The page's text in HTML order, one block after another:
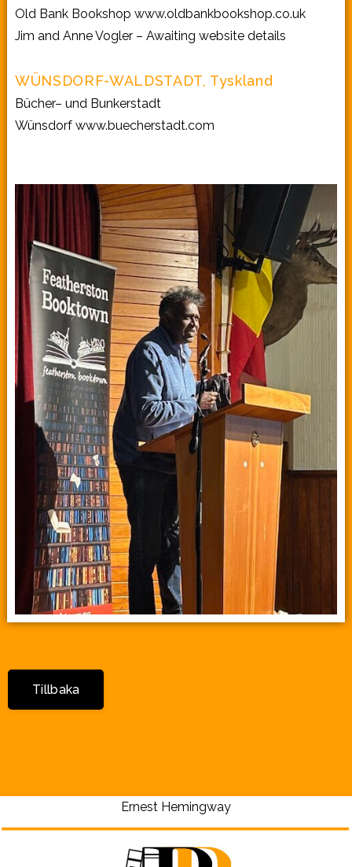
Old Bank Bookshop www.oldbankbookshop.co.uk
Jim and Anne Vogler – Awaiting website details
WÜNSDORF-WALDSTADT, Tyskland
Bücher– und Bunkerstadt
Wünsdorf www.buecherstadt.com
Tillbaka
Ernest Hemingway